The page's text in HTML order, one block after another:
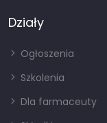
Działy
Ogłoszenia
Szkolenia
Dla farmaceuty